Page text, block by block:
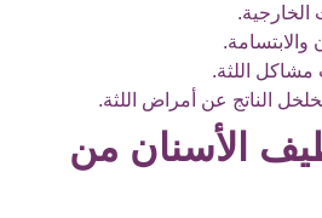
الخارجية.
مشاكل اللثة.
الناتج عن أمراض اللثة.
الأسنان من